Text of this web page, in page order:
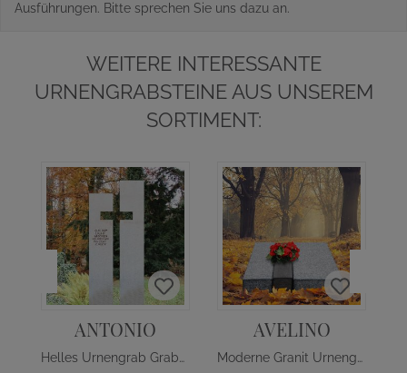
Ausführungen. Bitte sprechen Sie uns dazu an.
WEITERE INTERESSANTE
URNENGRABSTEINE AUS UNSEREM
SORTIMENT:
ANTONIO
Helles Urnengrab Grabmal mit Kreuz
AVELINO
Moderne Granit Urnengrab Liegeplatte